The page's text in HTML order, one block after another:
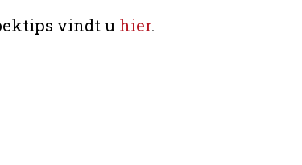
vindt u hier.